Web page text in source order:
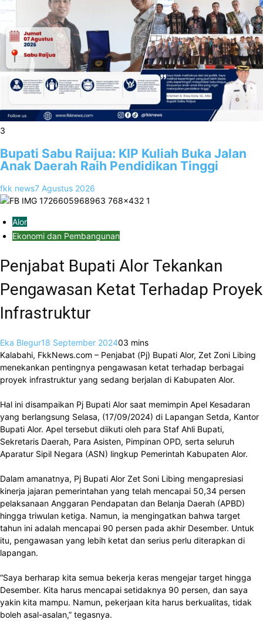
3
Bupati Sabu Raijua: KIP Kuliah Buka Jalan
Anak Daerah Raih Pendidikan Tinggi
fkk news7 Agustus 2026
Alor
Ekonomi dan Pembangunan
Penjabat Bupati Alor Tekankan
Pengawasan Ketat Terhadap Proyek
Infrastruktur
Eka Blegur18 September 202403 mins
Kalabahi, FkkNews.com – Penjabat (Pj) Bupati Alor, Zet Zoni Libing
menekankan pentingnya pengawasan ketat terhadap berbagai
proyek infrastruktur yang sedang berjalan di Kabupaten Alor.
Hal ini disampaikan Pj Bupati Alor saat memimpin Apel Kesadaran
yang berlangsung Selasa, (17/09/2024) di Lapangan Setda, Kantor
Bupati Alor. Apel tersebut diikuti oleh para Staf Ahli Bupati,
Sekretaris Daerah, Para Asisten, Pimpinan OPD, serta seluruh
Aparatur Sipil Negara (ASN) lingkup Pemerintah Kabupaten Alor.
Dalam amanatnya, Pj Bupati Alor Zet Soni Libing mengapresiasi
kinerja jajaran pemerintahan yang telah mencapai 50,34 persen
pelaksanaan Anggaran Pendapatan dan Belanja Daerah (APBD)
hingga triwulan ketiga. Namun, ia mengingatkan bahwa target
tahun ini adalah mencapai 90 persen pada akhir Desember. Untuk
itu, pengawasan yang lebih ketat dan serius perlu diterapkan di
lapangan.
“Saya berharap kita semua bekerja keras mengejar target hingga
Desember. Kita harus mencapai setidaknya 90 persen, dan saya
yakin kita mampu. Namun, pekerjaan kita harus berkualitas, tidak
boleh asal-asalan,” tegasnya.